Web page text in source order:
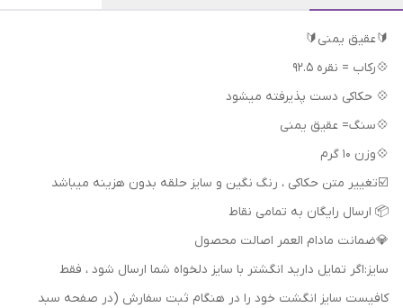
🔰عقیق یمنی🔰
💠رکاب = نقره 92.5
💠 حکاکی دست پذیرفته میشود
💠سنگ= عقیق یمنی
💠وزن 10 گرم
📦 ارسال رایگان به تمامی نقاط
💎ضمانت مادام العمر اصالت محصول
سایز:اگر تمایل دارید انگشتر با سایز دلخواه شما ارسال شود ، فقط
کافیست سایز انگشت خود را در هنگام ثبت سفارش (در صفحه سبد